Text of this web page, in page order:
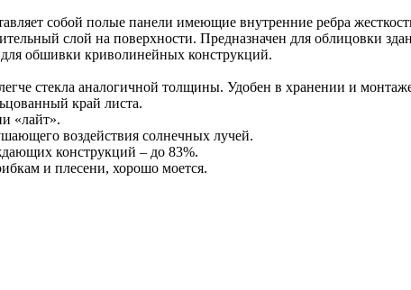
собой полые панели имеющие внутренние ребра
слой на поверхности. Предназначен для облицовки
для обшивки криволинейных конструкций.
стекла аналогичной толщины. Удобен в хранении и
край листа.
«лайт».
воздействия солнечных лучей.
конструкций – до 83%.
и плесени, хорошо моется.